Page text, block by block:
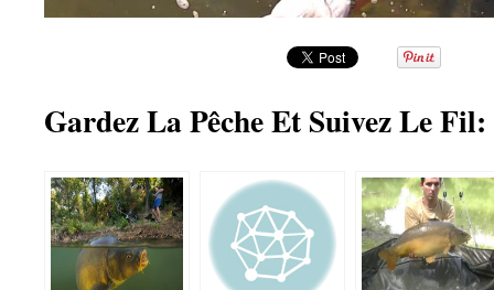
Gardez La Pêche Et Suivez Le Fil: